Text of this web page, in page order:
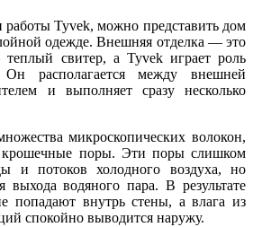
Tyvek, можно представить дом
одежде. Внешняя отделка — это
свитер, а Tyvek играет роль
располагается между внешней
и выполняет сразу несколько
микроскопических волокон,
крошечные поры. Эти поры слишком
и потоков холодного воздуха, но
выхода водяного пара. В результате
попадают внутрь стены, а влага из
спокойно выводится наружу.